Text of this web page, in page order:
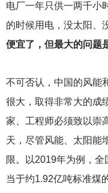
电厂一年只供一两千小
的时候用电，没太阳、
便宜了，但最大的问题
不可否认，中国的风能
很大，取得非常大的成
家、工程师必须致以崇
天，尽管风能、太阳能
限。以2019年为例，
当于约1.92亿吨标准煤